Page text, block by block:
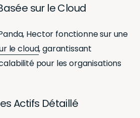
sur le Cloud
Hector fonctionne sur une
le cloud, garantissant
pour les organisations
Actifs Détaillé